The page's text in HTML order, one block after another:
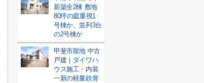
新築全2棟 敷地
80坪の庭重視1
号棟か、並列3台
の2号棟か
甲斐市龍地 中古
戸建｜ダイワハ
ウス施工・内装
一新の軽量鉄骨